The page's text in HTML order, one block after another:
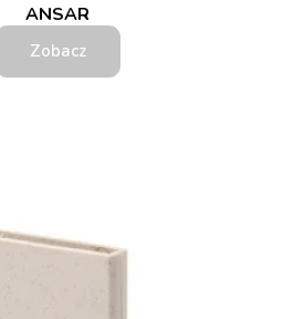
ANSAR
Zobacz